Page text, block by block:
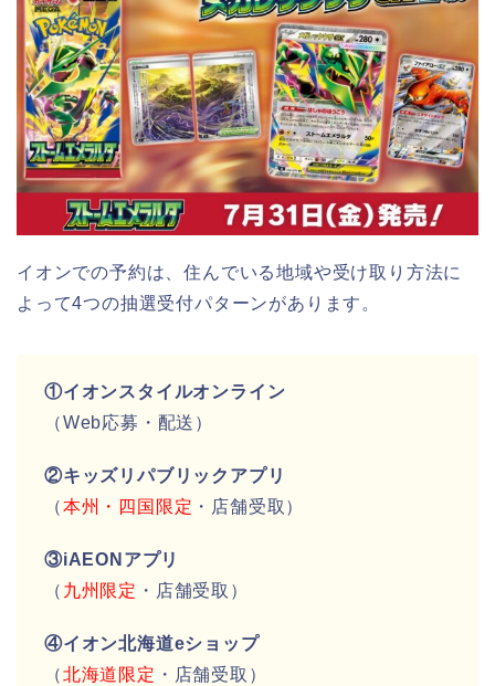
イオンでの予約は、住んでいる地域や受け取り方法に
よって4つの抽選受付パターンがあります。
①イオンスタイルオンライン
（Web応募・配送）
②キッズリパブリックアプリ
（本州・四国限定 ・店舗受取）
③iAEONアプリ
（ 九州限定 ・店舗受取）
④イオン北海道eショップ
（北海道限定 ・店舗受取）